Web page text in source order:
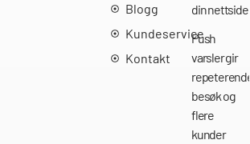
Blogg
Kundeservice
Kontakt
din nettside
Push
varsler gir
repeterende
besøk og
flere
kunder